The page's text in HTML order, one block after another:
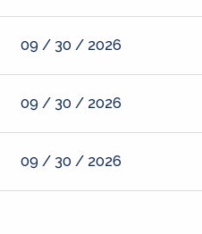
09 / 30 / 2026
09 / 30 / 2026
09 / 30 / 2026